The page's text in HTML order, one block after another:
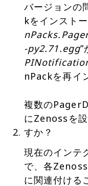
バージョンの
kをインスト
-py2.71.egg”
nPackを再イ
複数の
にZenossを
すか？
現在のインテ
で、各
に関連付ける